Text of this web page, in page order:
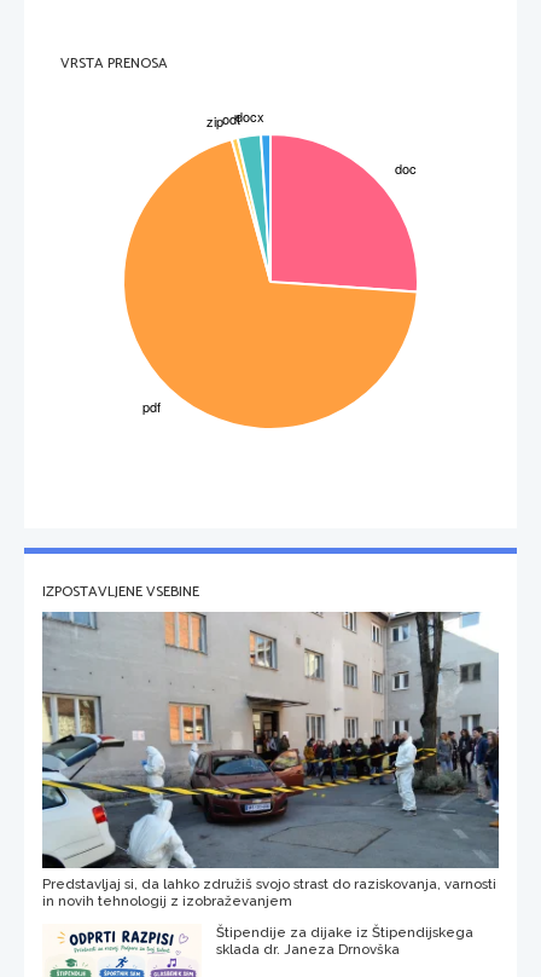
VRSTA PRENOSA
IZPOSTAVLJENE VSEBINE
Predstavljaj si, da lahko združiš svojo strast do raziskovanja, varnosti
in novih tehnologij z izobraževanjem
Štipendije za dijake iz Štipendijskega
sklada dr. Janeza Drnovška